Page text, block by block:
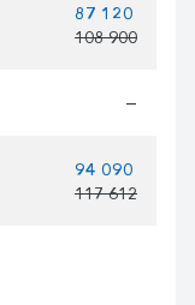
87 120
108 900
—
94 090
117 612